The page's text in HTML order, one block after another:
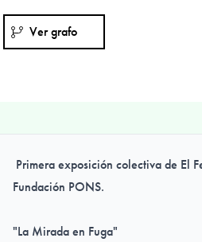
Ver grafo
Primera exposición colectiva de El
Fundación PONS.
"La Mirada en Fuga"